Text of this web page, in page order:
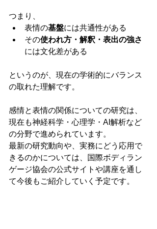
つまり、
表情の基盤には共通性がある
その使われ方・解釈・表出の強さ
には文化差がある
というのが、現在の学術的にバランス
の取れた理解です。
感情と表情の関係についての研究は、
現在も神経科学・心理学・AI解析など
の分野で進められています。
最新の研究動向や、実務にどう応用で
きるのかについては、国際ボディラン
ゲージ協会の公式サイトや講座を通し
て今後もご紹介していく予定です。